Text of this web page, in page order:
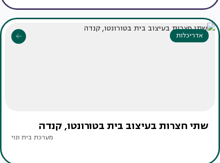
אדריכלות
שתי חצרות בעיצוב בית בטורונטו, קנדה
מערכת בית ונוי